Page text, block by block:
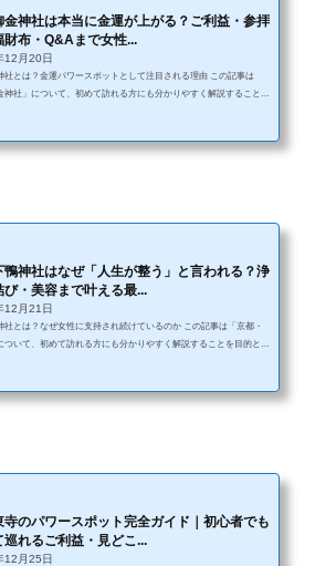
金神社は本当に金運が上がる？ご利益・参拝
財布・Q&Aまで女性...
12月20日
社とは？金運パワースポットとして注目される理由 この記事は
神社」について、初めて訪れる方にも分かりやすく解説することを
一度は行っておきたい金運パワースポット」として、観光客だけ...
鴨神社はなぜ「人生が整う」と言われる？浄
び・美容まで叶える最...
12月21日
社とは？なぜ女性に支持され続けているのか この記事は「京都・
ついて、初めて訪れる方にも分かりやすく解説することを目的とし
寺のパワースポット完全ガイド｜初心者でも
巡れるご利益・見どこ...
12月25日